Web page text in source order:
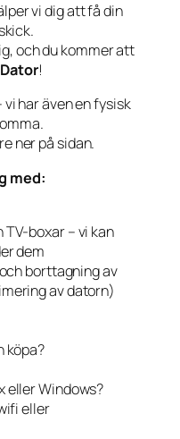
vi dig att få din
och du kommer att
!
har även en fysisk
ner på sidan.
med:
boxar – vi kan
dem
borttagning av
av datorn)
köpa?
eller Windows?
eller